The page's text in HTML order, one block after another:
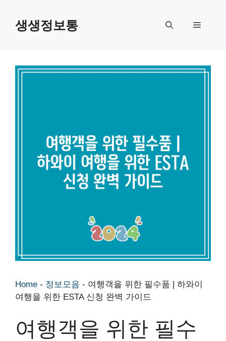
생생정보통 메
Home - 정보모음 - 여행객을 위한 필수품 | 하와이
여행을 위한 ESTA 신청 완벽 가이드
여행객을 위한 필수